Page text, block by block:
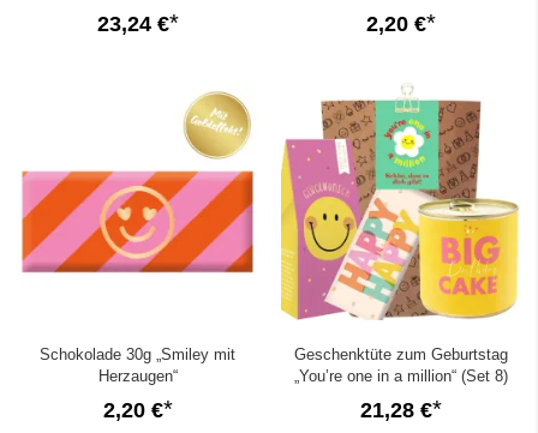
Alter ist jetzt!“ (Set 2)
23,24 € 2,20 €
Schokolade 30g „Smiley mit
Herzaugen“
2,20 €
Geschenktüte zum Geburtstag
„You’re one in a million“ (Set 8)
21,28 €